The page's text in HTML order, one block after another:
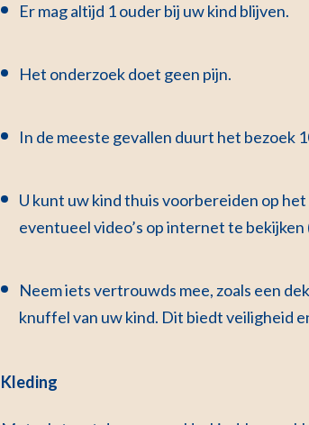
Er mag altijd 1 ouder bij uw kind blijven.
Het onderzoek doet geen pijn.
In de meeste gevallen duurt het bezoek
U kunt uw kind thuis voorbereiden op
eventueel video’s op internet te bekijken
Neem iets vertrouwds mee, zoals een
knuffel van uw kind. Dit biedt veiligheid
Kleding